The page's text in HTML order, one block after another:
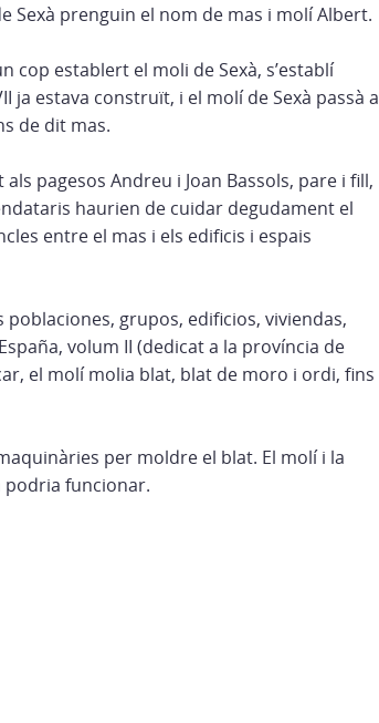
Sexà prenguin el nom de mas i molí Albert.
cop establert el moli de Sexà, s’establí
ja estava construït, i el molí de Sexà passà a
de dit mas.
pagesos Andreu i Joan Bassols, pare i fill,
haurien de cuidar degudament el
entre el mas i els edificis i espais
grupos, edificios, viviendas,
volum II (dedicat a la província de
el molí molia blat, blat de moro i ordi, fins
per moldre el blat. El molí i la
podria funcionar.